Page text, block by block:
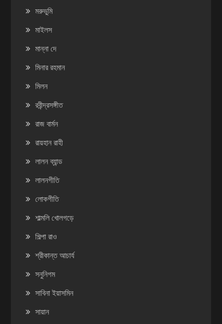
মরুভুমি
মাইলস
মান্না দে
মিনার রহমান
মিলন
রবীন্দ্রসঙ্গীত
রাজ বার্মন
রায়হান রাহী
লালন ব্যান্ড
লালনগীতি
লোকগীতি
শাল্মলি খোলগড়ে
শিল্পা রাও
শ্রীকান্ত আচার্য
সনুনিগম
সাবিনা ইয়াসমিন
সায়ান